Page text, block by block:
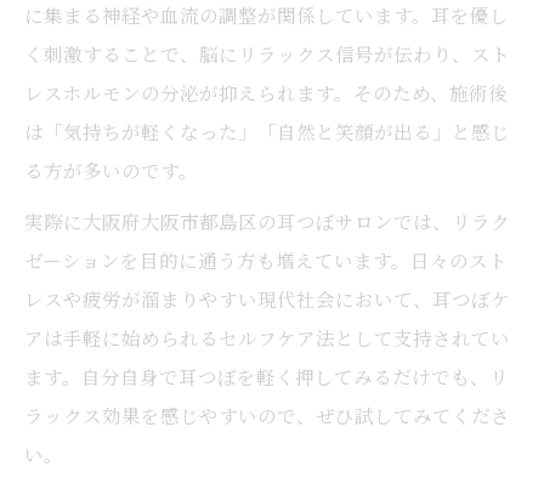
耳つぼの効果を実感できるポイントを紹介
耳つぼで見た目と内面の変化を楽しもう
に集まる神経や血流の調整が関係しています。耳を優し
く刺激することで、脳にリラックス信号が伝わり、スト
レスホルモンの分泌が抑えられます。そのため、施術後
は「気持ちが軽くなった」「自然と笑顔が出る」と感じ
る方が多いのです。
実際に大阪府大阪市都島区の耳つぼサロンでは、リラク
ゼーションを目的に通う方も増えています。日々のスト
レスや疲労が溜まりやすい現代社会において、耳つぼケ
アは手軽に始められるセルフケア法として支持されてい
ます。自分自身で耳つぼを軽く押してみるだけでも、リ
ラックス効果を感じやすいので、ぜひ試してみてくださ
い。